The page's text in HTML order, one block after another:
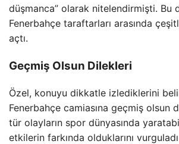
düşmanca” olarak nitelendirmişti. Bu
Fenerbahçe taraftarları arasında
açtı.
Geçmiş Olsun Dilekleri
Özel, konuyu dikkatle izlediklerini
Fenerbahçe camiasına geçmiş olsun
tür olayların spor dünyasında
etkilerin farkında olduklarını